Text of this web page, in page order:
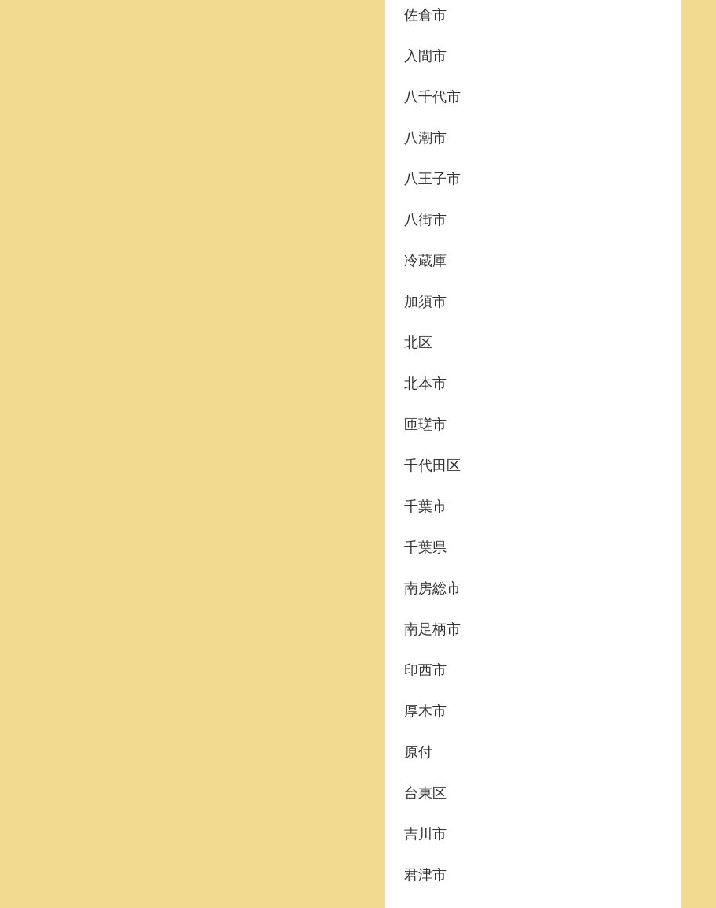
佐倉市
入間市
八千代市
八潮市
八王子市
八街市
冷蔵庫
加須市
北区
北本市
匝瑳市
千代田区
千葉市
千葉県
南房総市
南足柄市
印西市
厚木市
原付
台東区
吉川市
君津市